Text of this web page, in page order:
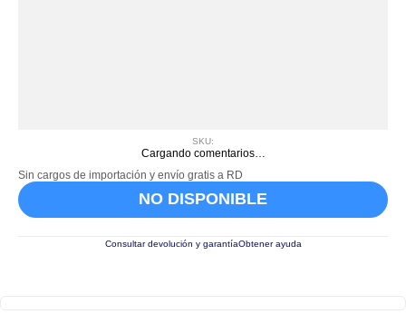
SKU:
Cargando comentarios…
Sin cargos de importación y envío gratis a RD
NO DISPONIBLE
Consultar devolución y garantíaObtener ayuda